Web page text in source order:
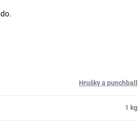
Hrušky a punchball
1 kg